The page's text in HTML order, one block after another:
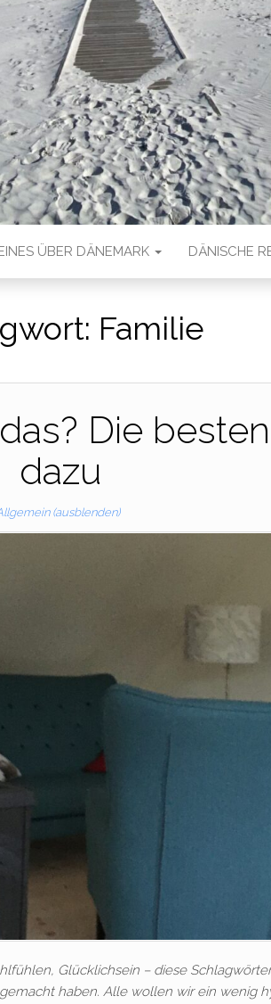
ÜBER DÄNEMARK DÄNISCHE
Familie
Die
dazu
(ausblenden)
Glücklichsein – diese
haben. Alle wollen wir ein wenig